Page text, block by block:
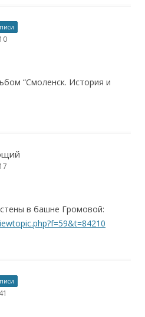
“Смоленск. История и
в башне Громовой: